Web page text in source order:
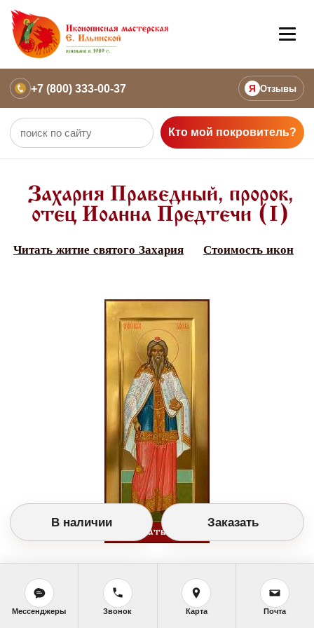
+7 (800) 333-00-37 Я Отзывы
Кто мой покровитель?
Захария Праведный, пророк,
отец Иоанна Предтечи (I)
Читать житие святого Захария Стоимость икон
Заказать икону
В наличии Заказать
Мессенджеры Звонок Карта Почта